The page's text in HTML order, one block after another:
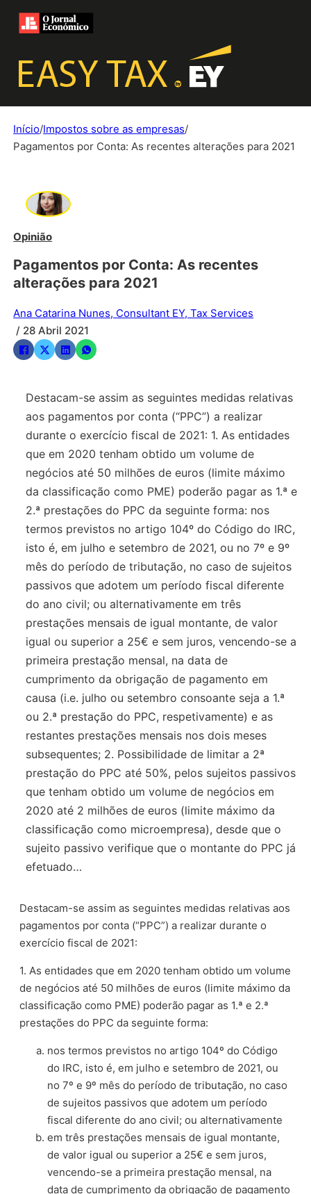
Início/Impostos sobre as empresas/
Pagamentos por Conta: As recentes alterações para 2021
Opinião
Pagamentos por Conta: As recentes
alterações para 2021
Ana Catarina Nunes, Consultant EY, Tax Services
/ 28 Abril 2021
Destacam-se assim as seguintes medidas relativas
aos pagamentos por conta (“PPC”) a realizar
durante o exercício fiscal de 2021: 1. As entidades
que em 2020 tenham obtido um volume de
negócios até 50 milhões de euros (limite máximo
da classificação como PME) poderão pagar as 1.ª e
2.ª prestações do PPC da seguinte forma: nos
termos previstos no artigo 104º do Código do IRC,
isto é, em julho e setembro de 2021, ou no 7º e 9º
mês do período de tributação, no caso de sujeitos
passivos que adotem um período fiscal diferente
do ano civil; ou alternativamente em três
prestações mensais de igual montante, de valor
igual ou superior a 25€ e sem juros, vencendo-se a
primeira prestação mensal, na data de
cumprimento da obrigação de pagamento em
causa (i.e. julho ou setembro consoante seja a 1.ª
ou 2.ª prestação do PPC, respetivamente) e as
restantes prestações mensais nos dois meses
subsequentes; 2. Possibilidade de limitar a 2ª
prestação do PPC até 50%, pelos sujeitos passivos
que tenham obtido um volume de negócios em
2020 até 2 milhões de euros (limite máximo da
classificação como microempresa), desde que o
sujeito passivo verifique que o montante do PPC já
efetuado…
Destacam-se assim as seguintes medidas relativas aos
pagamentos por conta (“PPC”) a realizar durante o
exercício fiscal de 2021:
1. As entidades que em 2020 tenham obtido um volume
de negócios até 50 milhões de euros (limite máximo da
classificação como PME) poderão pagar as 1.ª e 2.ª
prestações do PPC da seguinte forma:
nos termos previstos no artigo 104º do Código
do IRC, isto é, em julho e setembro de 2021, ou
no 7º e 9º mês do período de tributação, no caso
de sujeitos passivos que adotem um período
fiscal diferente do ano civil; ou alternativamente
em três prestações mensais de igual montante,
de valor igual ou superior a 25€ e sem juros,
vencendo-se a primeira prestação mensal, na
data de cumprimento da obrigação de pagamento